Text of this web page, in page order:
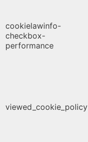
cookielawinfo-
checkbox-
performance
viewed_cookie_policy